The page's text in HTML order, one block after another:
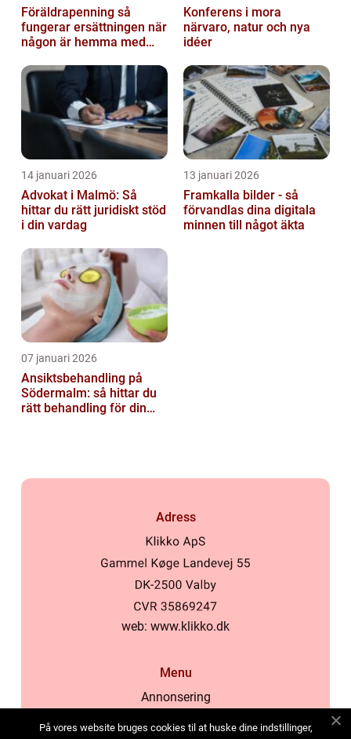
Föräldrapenning så
fungerar ersättningen när
någon är hemma med
Konferens i mora
närvaro, natur och nya
idéer
14 januari 2026
Advokat i Malmö: Så
hittar du rätt juridiskt stöd
i din vardag
13 januari 2026
Framkalla bilder - så
förvandlas dina digitala
minnen till något äkta
07 januari 2026
Ansiktsbehandling på
Södermalm: så hittar du
rätt behandling för din
Adress
web: www.klikko.dk
Menu
Annonsering
På vores website bruges cookies til at huske dine indstillinger,